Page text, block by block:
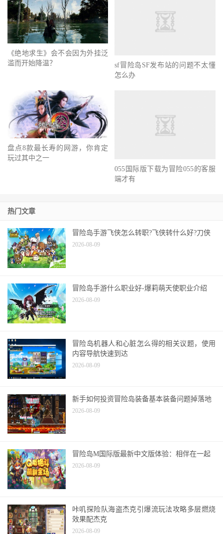
《绝地求生》会不会因为外挂泛
滥而开始降温？
sf冒险岛SF发布站的问题不太懂
怎么办
盘点8款最长寿的网游，你肯定
玩过其中之一
055国际版下载为冒险055的客服
端才有
热门文章
冒险岛手游飞侠怎么转职?飞侠转什么好?刀侠
2026-08-09
冒险岛手游什么职业好-爆莉萌天使职业介绍
2026-08-09
冒险岛机器人和心脏怎么得的相关议题，使用
内容导航快速到达
2026-08-09
新手如何投资冒险岛装备基本装备问题掉落地
2026-08-09
冒险岛M国际版最新中文版体验：相伴在一起
2026-08-09
咔叽探险队海盗杰克引爆流玩法攻略多层燃烧
效果配杰克
2026-08-09